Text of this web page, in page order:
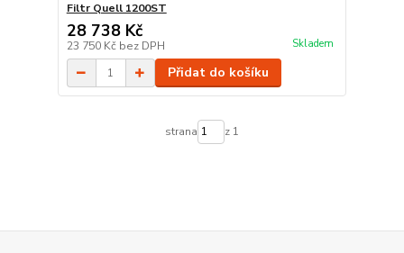
Filtr Quell 1200ST
28 738 Kč
23 750 Kč bez DPH Skladem
Přidat do košíku
strana z 1